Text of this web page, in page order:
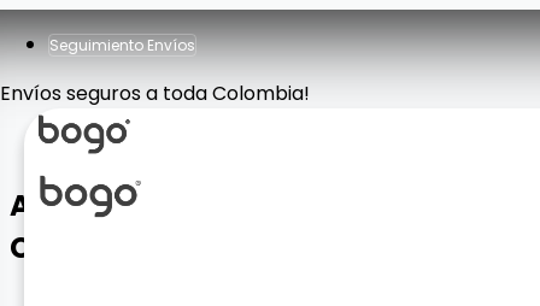
Seguimiento Envíos
Envíos seguros a toda Colombia!
ADAPTADOR MULTIFUNCIONAL USB
C - HDTV 8 EN 1